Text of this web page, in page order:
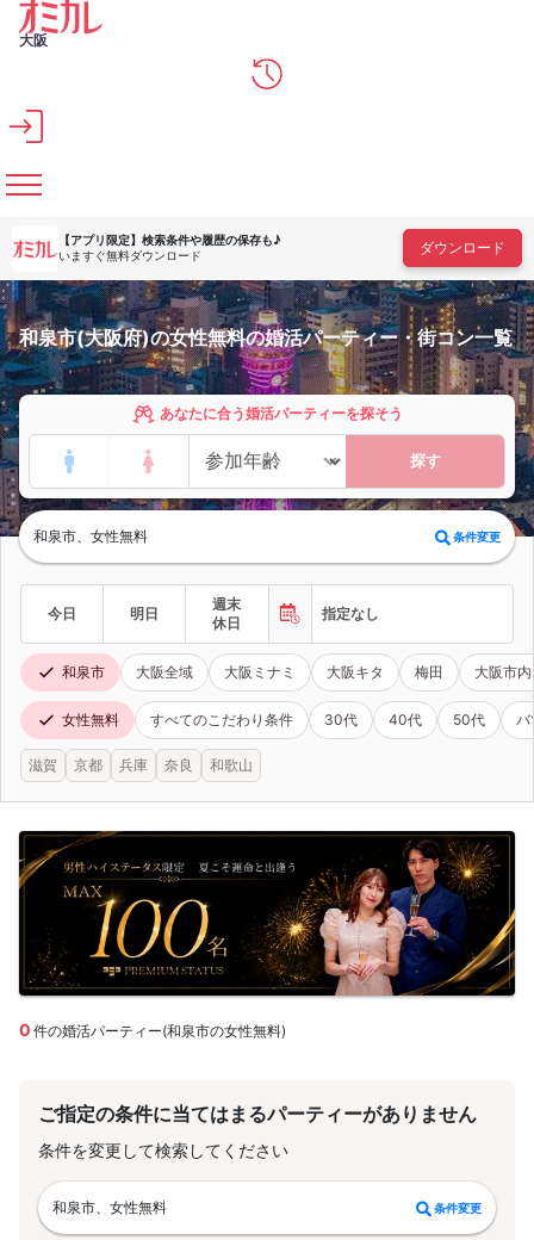
メインコンテンツへスキップ
大阪
【アプリ限定】 検索条件や履歴の保存も♪
いますぐ無料ダウンロード
ダウンロード
和泉市(大阪府)の女性無料の婚活パーティー・街コン一覧
あなたに合う婚活パーティーを探そう
探す
和泉市、女性無料 条件変更
今日 明日
週末
休日
指定なし
和泉市 大阪全域 大阪ミナミ 大阪キタ 梅田 大阪市
女性無料 すべてのこだわり条件 30代 40代 50代
滋賀 京都 兵庫 奈良 和歌山
0 件の婚活パーティー(和泉市の女性無料)
ご指定の条件に当てはまるパーティーがありません
条件を変更して検索してください
和泉市、女性無料 条件変更